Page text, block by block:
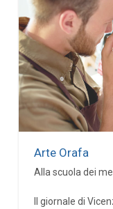
Arte Orafa
Alla scuola dei
Il giornale di